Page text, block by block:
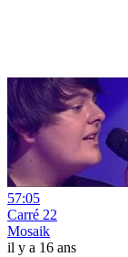
57:05
Carré 22
Mosaik
il y a 16 ans